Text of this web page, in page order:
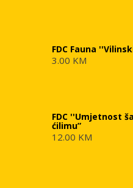
FDC Fauna
3.00 KM
FDC ''Umjetnost
ćilimu”
12.00 KM